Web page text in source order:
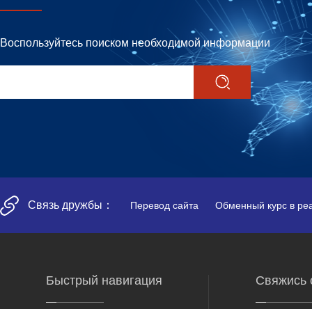
Воспользуйтесь поиском необходимой информации
Связь дружбы： Перевод сайта Обменный курс в
Быстрый навигация Свяжись